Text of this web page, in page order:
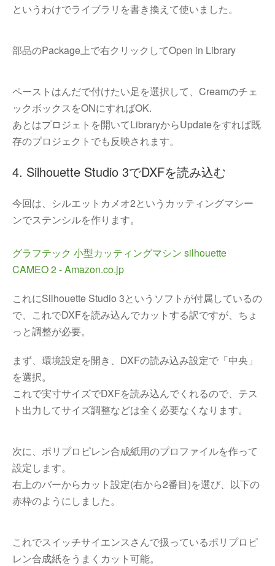
というわけでライブラリを書き換えて使いました。
部品のPackage上で右クリックしてOpen in Library
ペーストはんだで付けたい足を選択して、Creamのチェ
ックボックスをONにすればOK.
あとはプロジェトを開いてLibraryからUpdateをすれば既
存のプロジェクトでも反映されます。
4. Silhouette Studio 3でDXFを読み込む
今回は、シルエットカメオ2というカッティングマシー
ンでステンシルを作ります。
グラフテック 小型カッティングマシン silhouette
CAMEO 2 - Amazon.co.jp
これにSilhouette Studio 3というソフトが付属しているの
で、これでDXFを読み込んでカットする訳ですが、ちょ
っと調整が必要。
まず、環境設定を開き、DXFの読み込み設定で「中央」
を選択。
これで実寸サイズでDXFを読み込んでくれるので、テス
ト出力してサイズ調整などは全く必要なくなります。
次に、ポリプロピレン合成紙用のプロファイルを作って
設定します。
右上のバーからカット設定(右から2番目)を選び、以下の
赤枠のようにしました。
これでスイッチサイエンスさんで扱っているポリプロピ
レン合成紙をうまくカット可能。